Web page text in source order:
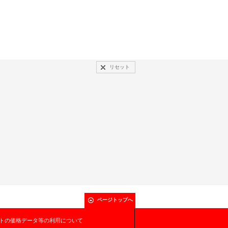
リセット
ページトップへ
の価格データ等の利用について